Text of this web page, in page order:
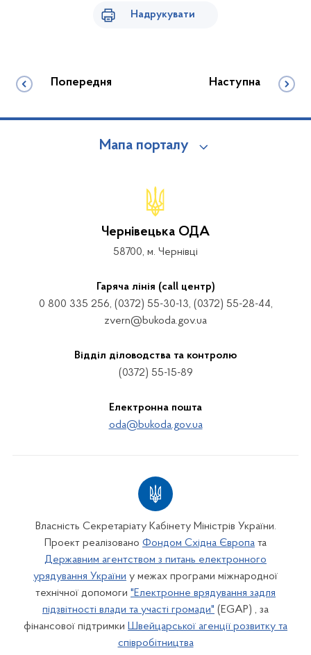
Надрукувати
Попередня Наступна
Мапа порталу
Чернівецька ОДА
58700, м. Чернівці
Гаряча лінія (call центр)
0 800 335 256, (0372) 55-30-13, (0372) 55-28-44,
zvern@bukoda.gov.ua
Відділ діловодства та контролю
(0372) 55-15-89
Електронна пошта
oda@bukoda.gov.ua
Власність Секретаріату Кабінету Міністрів України.
Проект реалізовано Фондом Східна Європа та
Державним агентством з питань електронного
урядування України у межах програми міжнародної
технічної допомоги "Електронне врядування задля
підзвітності влади та участі громади" (EGAP) , за
фінансової підтримки Швейцарської агенції розвитку та
співробітництва